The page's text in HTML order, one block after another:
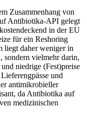
Zusammenhang von
Antibiotika-API gelegt
in der EU
für ein Reshoring
liegt daher weniger in
sondern vielmehr darin,
niedrige (Fest)­preise
und
antimikrobieller
da Antibiotika auf
medizinischen